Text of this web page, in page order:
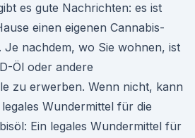
es gute Nachrichten: es ist
einen eigenen Cannabis-
Je nachdem, wo Sie wohnen, ist
Öl oder andere
zu erwerben. Wenn nicht, kann
Wundermittel für die
Ein legales Wundermittel für